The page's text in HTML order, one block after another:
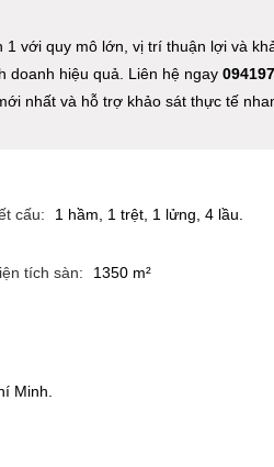
1 với quy mô lớn, vị trí thuận lợi và
doanh hiệu quả. Liên hệ ngay
nhất và hỗ trợ khảo sát thực tế
cấu: 1 hầm, 1 trệt, 1 lửng, 4 lầu.
tích sàn: 1350 m²
Minh.